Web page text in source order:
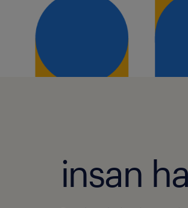
insan